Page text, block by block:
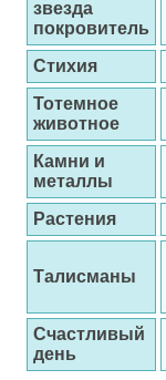
звезда
покровитель
Стихия
Тотемное
животное
Камни и
металлы
Растения
Талисманы
Счастливый
день